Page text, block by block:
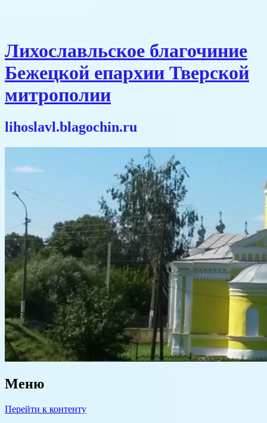
Лихославльское благочиние
Бежецкой епархии Тверской
митрополии
lihoslavl.blagochin.ru
Меню
Перейти к контенту